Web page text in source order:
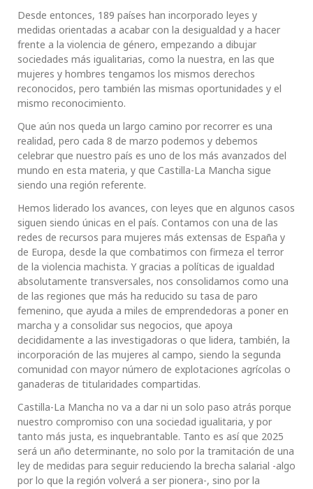
Desde entonces, 189 países han incorporado leyes y
medidas orientadas a acabar con la desigualdad y a hacer
frente a la violencia de género, empezando a dibujar
sociedades más igualitarias, como la nuestra, en las que
mujeres y hombres tengamos los mismos derechos
reconocidos, pero también las mismas oportunidades y el
mismo reconocimiento.
Que aún nos queda un largo camino por recorrer es una
realidad, pero cada 8 de marzo podemos y debemos
celebrar que nuestro país es uno de los más avanzados del
mundo en esta materia, y que Castilla-La Mancha sigue
siendo una región referente.
Hemos liderado los avances, con leyes que en algunos casos
siguen siendo únicas en el país. Contamos con una de las
redes de recursos para mujeres más extensas de España y
de Europa, desde la que combatimos con firmeza el terror
de la violencia machista. Y gracias a políticas de igualdad
absolutamente transversales, nos consolidamos como una
de las regiones que más ha reducido su tasa de paro
femenino, que ayuda a miles de emprendedoras a poner en
marcha y a consolidar sus negocios, que apoya
decididamente a las investigadoras o que lidera, también, la
incorporación de las mujeres al campo, siendo la segunda
comunidad con mayor número de explotaciones agrícolas o
ganaderas de titularidades compartidas.
Castilla-La Mancha no va a dar ni un solo paso atrás porque
nuestro compromiso con una sociedad igualitaria, y por
tanto más justa, es inquebrantable. Tanto es así que 2025
será un año determinante, no solo por la tramitación de una
ley de medidas para seguir reduciendo la brecha salarial -algo
por lo que la región volverá a ser pionera-, sino por la